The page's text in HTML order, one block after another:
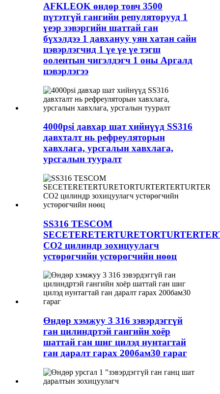
AFKLEOK өндөр товч 3500
пүтэтгүй гангийн репуляторууд 1
үеэр зэвэргийн шаттай ган
бүхэлдээ 1 давхануу уян хатан сайн
цэвэрлэгчид 1 үе үе үе тэгш
оолентын чигэлдэгч 1 оны Аргалд
цэвэрлэгээ
4000psi давхар шат хийнүүд SS316
давхталт нь рефреуляторын
хавхлага, урсгалын хавхлага,
урсгалын тууралт
SS316 TESCOM
CO2 цилиндр зохицуулагч
устөрөгчийн устөрөгчийн нөөц
Өндөр хэмжуу 3 316 зэвэрдэггүй
ган цилиндртэй гангийн хоёр
шаттай ган шиг цилэд нунтагтай
ган даралт гарах 200бам30 гараг